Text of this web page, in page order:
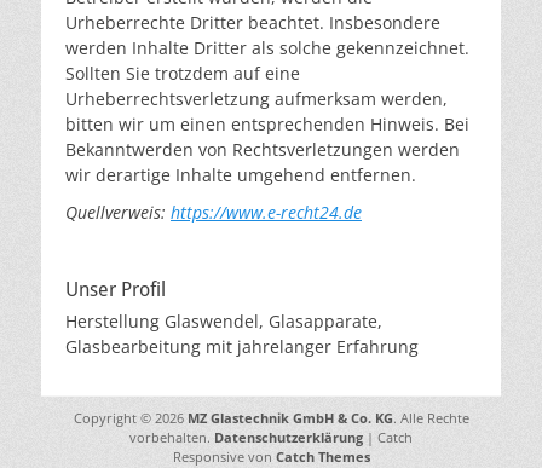
Urheberrechte Dritter beachtet. Insbesondere
werden Inhalte Dritter als solche gekennzeichnet.
Sollten Sie trotzdem auf eine
Urheberrechtsverletzung aufmerksam werden,
bitten wir um einen entsprechenden Hinweis. Bei
Bekanntwerden von Rechtsverletzungen werden
wir derartige Inhalte umgehend entfernen.
Quellverweis: https://www.e-recht24.de
Unser Profil
Herstellung Glaswendel, Glasapparate,
Glasbearbeitung mit jahrelanger Erfahrung
Copyright © 2026 MZ Glastechnik GmbH & Co. KG. Alle Rechte
vorbehalten. Datenschutzerklärung | Catch
Responsive von Catch Themes